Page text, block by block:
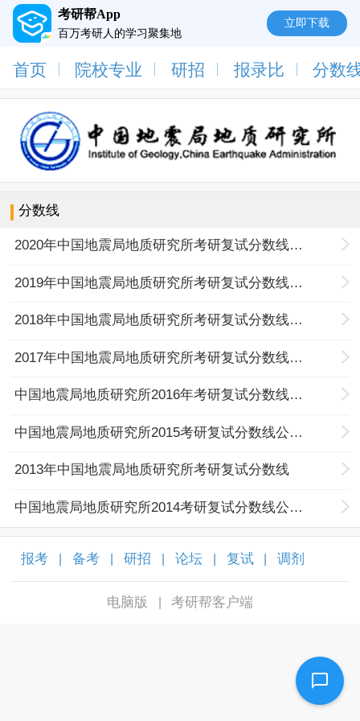
考研帮App
百万考研人的学习聚集地
立即下载
首页 院校专业 研招 报录比 分数
分数线
2020年中国地震局地质研究所考研复试分数线公布通知
2019年中国地震局地质研究所考研复试分数线公布通知
2018年中国地震局地质研究所考研复试分数线公布通知
2017年中国地震局地质研究所考研复试分数线公布通知
中国地震局地质研究所2016年考研复试分数线公布通知
中国地震局地质研究所2015考研复试分数线公布通知
2013年中国地震局地质研究所考研复试分数线
中国地震局地质研究所2014考研复试分数线公布通知
报考 备考 研招 论坛 复试 调剂
电脑版 考研帮客户端